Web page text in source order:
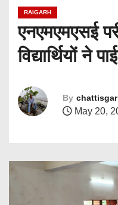
RAIGARH
एनएमएमएसई
विद्यार्थियों ने
By
May 20,